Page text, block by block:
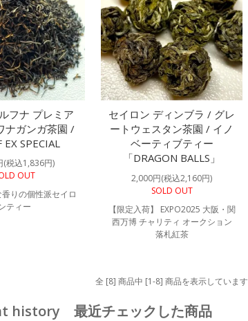
フナ プレミア
ナガンガ茶園 /
EX SPECIAL
(税込1,836円)
OUT
りの個性派セイロ
ティー
セイロン ディンブラ / グレ
ートウェスタン茶園 / イノ
ベーティブティー
「DRAGON BALLS」
2,000円(税込2,160円)
SOLD OUT
【限定入荷】 EXPO2025 大阪・関
西万博 チャリティ オークション
落札紅茶
全 [8] 商品中 [1-8] 商品を表示しています
history 最近チェックした商品